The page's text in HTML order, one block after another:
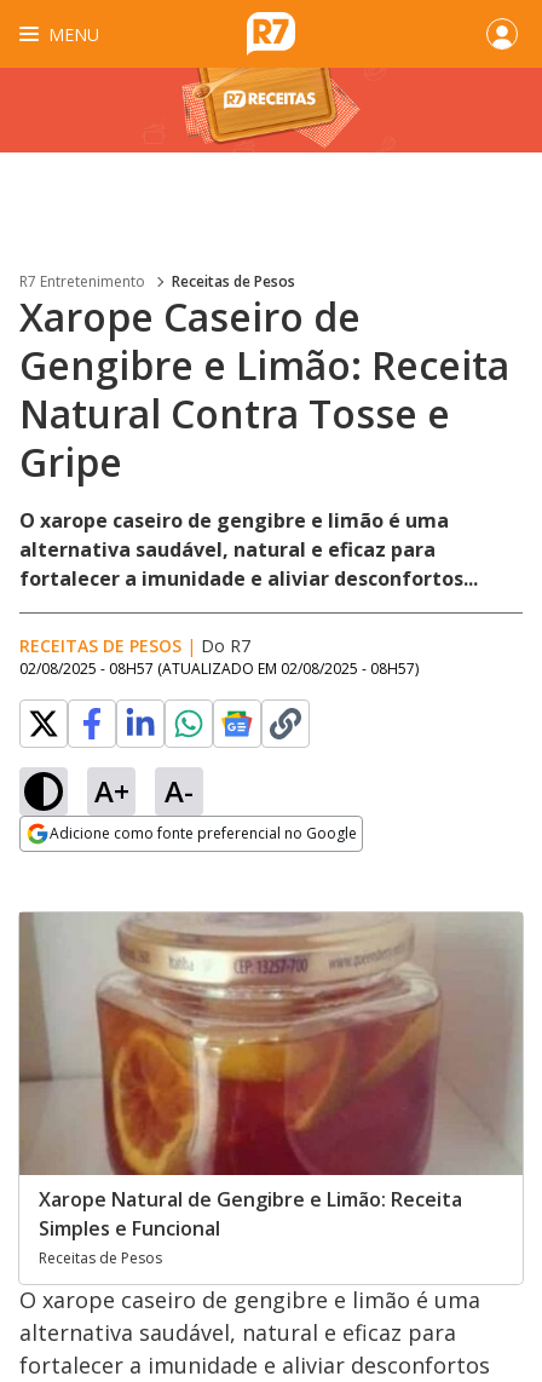
MENU
R7 Entretenimento Receitas de Pesos
Xarope Caseiro de
Gengibre e Limão: Receita
Natural Contra Tosse e
Gripe
O xarope caseiro de gengibre e limão é uma
alternativa saudável, natural e eficaz para
fortalecer a imunidade e aliviar desconfortos...
RECEITAS DE PESOS | Do R7
02/08/2025 - 08H57 (ATUALIZADO EM 02/08/2025 - 08H57)
A+ A-
Adicione como fonte preferencial no Google
Xarope Natural de Gengibre e Limão: Receita
Simples e Funcional
Receitas de Pesos
O xarope caseiro de gengibre e limão é uma
alternativa saudável, natural e eficaz para
fortalecer a imunidade e aliviar desconfortos